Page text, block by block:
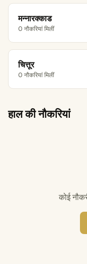
मन्नारक्काड
0 नौकरियां मिलीं
चित्तूर
0 नौकरियां मिलीं
हाल की नौकरियां
कोई